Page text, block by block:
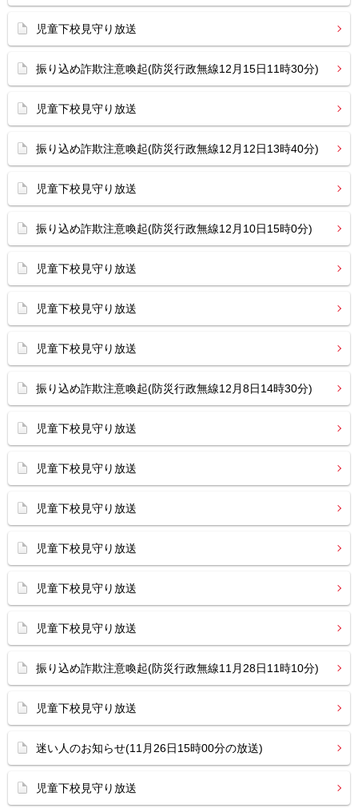
児童下校見守り放送
振り込め詐欺注意喚起(防災行政無線12月15日11時30分)
児童下校見守り放送
振り込め詐欺注意喚起(防災行政無線12月12日13時40分)
児童下校見守り放送
振り込め詐欺注意喚起(防災行政無線12月10日15時0分)
児童下校見守り放送
児童下校見守り放送
児童下校見守り放送
振り込め詐欺注意喚起(防災行政無線12月8日14時30分)
児童下校見守り放送
児童下校見守り放送
児童下校見守り放送
児童下校見守り放送
児童下校見守り放送
児童下校見守り放送
振り込め詐欺注意喚起(防災行政無線11月28日11時10分)
児童下校見守り放送
迷い人のお知らせ(11月26日15時00分の放送)
児童下校見守り放送